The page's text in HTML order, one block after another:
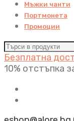
Мъжки чанти
Портмонета
Промоции
Безплатна
10% отстъпка